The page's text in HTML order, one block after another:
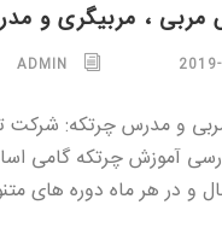
مربی ، مربیگری و
ADMIN
و مدرس چرتکه: شرکت
آموزش چرتکه گامی
و در هر ماه دوره های